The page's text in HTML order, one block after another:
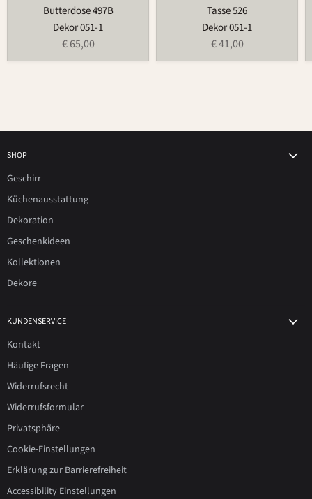
Butterdose 497B
Dekor 051-1
€ 65,00
Tasse 526
Dekor 051-1
€ 41,00
SHOP
Geschirr
Küchenausstattung
Dekoration
Geschenkideen
Kollektionen
Dekore
KUNDENSERVICE
Kontakt
Häufige Fragen
Widerrufsrecht
Widerrufsformular
Privatsphäre
Cookie-Einstellungen
Erklärung zur Barrierefreiheit
Accessibility Einstellungen